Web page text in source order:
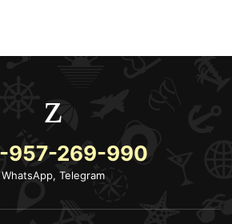
957-269-990
WhatsApp, Telegram